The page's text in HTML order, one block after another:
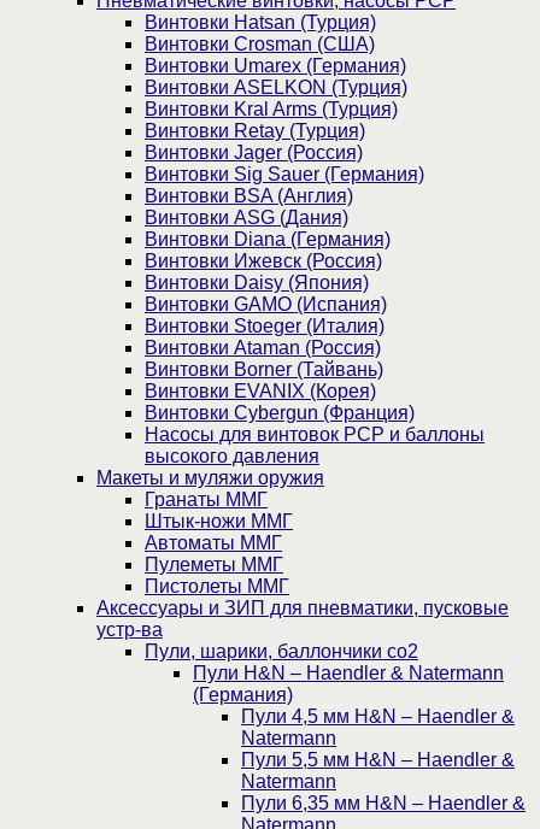
Винтовки Hatsan (Турция)
Винтовки Crosman (США)
Винтовки Umarex (Германия)
Винтовки ASELKON (Турция)
Винтовки Kral Arms (Турция)
Винтовки Retay (Турция)
Винтовки Jager (Россия)
Винтовки Sig Sauer (Германия)
Винтовки BSA (Англия)
Винтовки ASG (Дания)
Винтовки Diana (Германия)
Винтовки Ижевск (Россия)
Винтовки Daisy (Япония)
Винтовки GAMO (Испания)
Винтовки Stoeger (Италия)
Винтовки Ataman (Россия)
Винтовки Borner (Тайвань)
Винтовки EVANIX (Корея)
Винтовки Cybergun (Франция)
Насосы для винтовок PCP и баллоны
высокого давления
Макеты и муляжи оружия
Гранаты ММГ
Штык-ножи ММГ
Автоматы ММГ
Пулеметы ММГ
Пистолеты ММГ
Аксессуары и ЗИП для пневматики, пусковые
устр-ва
Пули, шарики, баллончики со2
Пули H&N – Haendler & Natermann
(Германия)
Пули 4,5 мм H&N – Haendler &
Natermann
Пули 5,5 мм H&N – Haendler &
Natermann
Пули 6,35 мм H&N – Haendler &
Natermann